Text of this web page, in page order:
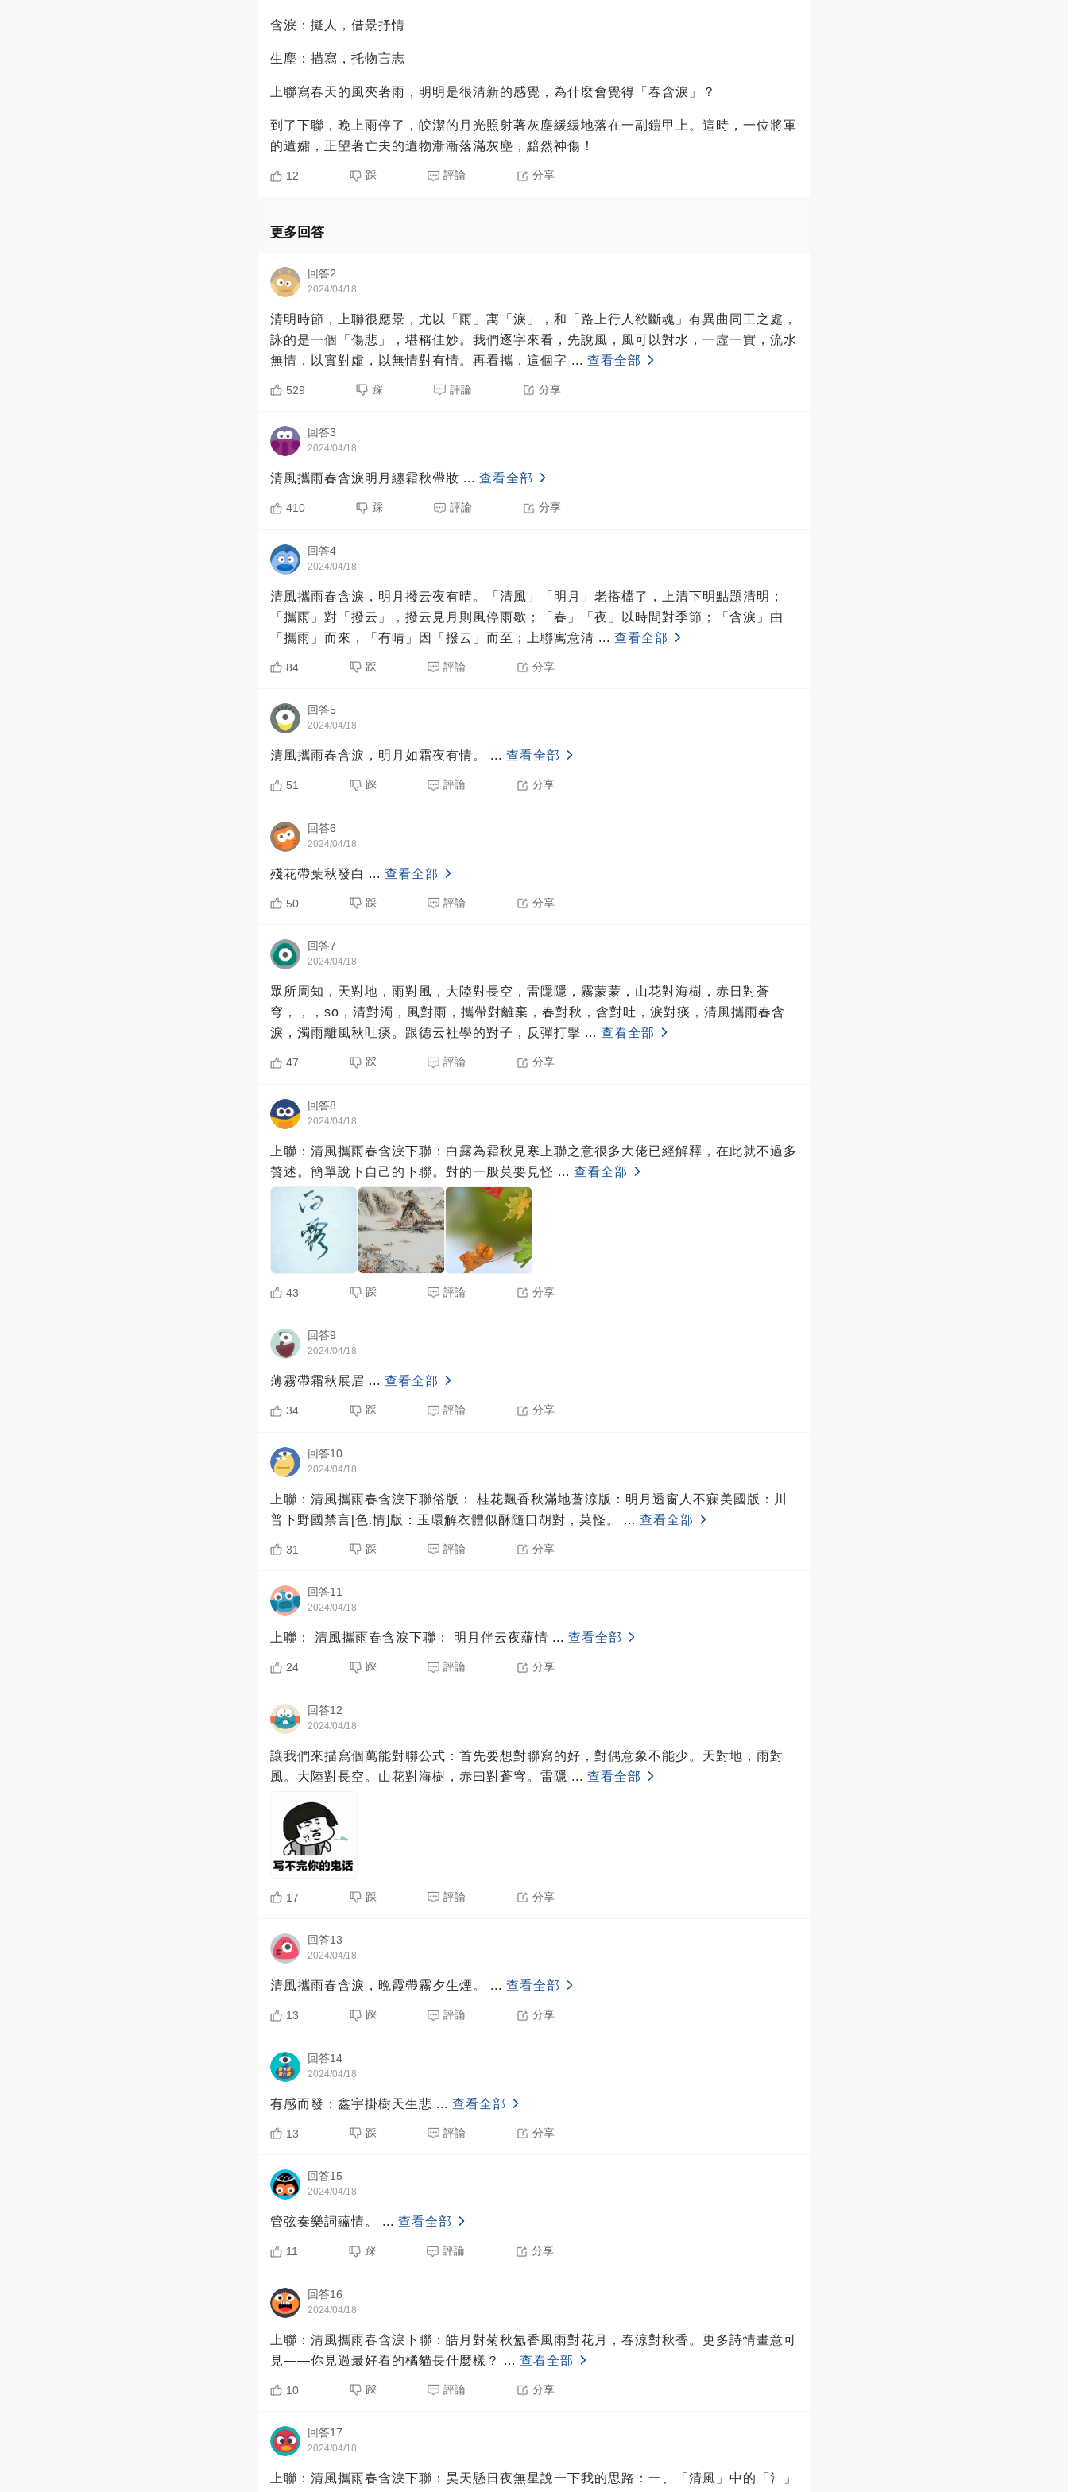
含淚：擬人，借景抒情
生塵：描寫，托物言志
上聯寫春天的風夾著雨，明明是很清新的感覺，為什麼會覺得「春含淚」？
到了下聯，晚上雨停了，皎潔的月光照射著灰塵緩緩地落在一副鎧甲上。這時，一位將軍
的遺孀，正望著亡夫的遺物漸漸落滿灰塵，黯然神傷！
12 踩 評論 分享
更多回答
回答2
2024/04/18
清明時節，上聯很應景，尤以「雨」寓「淚」，和「路上行人欲斷魂」有異曲同工之處，
詠的是一個「傷悲」，堪稱佳妙。我們逐字來看，先說風，風可以對水，一虛一實，流水
無情，以實對虛，以無情對有情。再看攜，這個字 ... 查看全部
529 踩 評論 分享
回答3
2024/04/18
清風攜雨春含淚明月纏霜秋帶妝 ... 查看全部
410 踩 評論 分享
回答4
2024/04/18
清風攜雨春含淚，明月撥云夜有晴。「清風」「明月」老搭檔了，上清下明點題清明；
「攜雨」對「撥云」，撥云見月則風停雨歇；「春」「夜」以時間對季節；「含淚」由
「攜雨」而來，「有晴」因「撥云」而至；上聯寓意清 ... 查看全部
84 踩 評論 分享
回答5
2024/04/18
清風攜雨春含淚，明月如霜夜有情。 ... 查看全部
51 踩 評論 分享
回答6
2024/04/18
殘花帶葉秋發白 ... 查看全部
50 踩 評論 分享
回答7
2024/04/18
眾所周知，天對地，雨對風，大陸對長空，雷隱隱，霧蒙蒙，山花對海樹，赤日對蒼
穹，，，so，清對濁，風對雨，攜帶對離棄，春對秋，含對吐，淚對痰，清風攜雨春含
淚，濁雨離風秋吐痰。跟德云社學的對子，反彈打擊 ... 查看全部
47 踩 評論 分享
回答8
2024/04/18
上聯：清風攜雨春含淚下聯：白露為霜秋見寒上聯之意很多大佬已經解釋，在此就不過多
贅述。簡單說下自己的下聯。對的一般莫要見怪 ... 查看全部
43 踩 評論 分享
回答9
2024/04/18
薄霧帶霜秋展眉 ... 查看全部
34 踩 評論 分享
回答10
2024/04/18
上聯：清風攜雨春含淚下聯俗版： 桂花飄香秋滿地蒼涼版：明月透窗人不寐美國版：川
普下野國禁言[色.情]版：玉環解衣體似酥隨口胡對，莫怪。 ... 查看全部
31 踩 評論 分享
回答11
2024/04/18
上聯： 清風攜雨春含淚下聯： 明月伴云夜蘊情 ... 查看全部
24 踩 評論 分享
回答12
2024/04/18
讓我們來描寫個萬能對聯公式：首先要想對聯寫的好，對偶意象不能少。天對地，雨對
風。大陸對長空。山花對海樹，赤曰對蒼穹。雷隱 ... 查看全部
17 踩 評論 分享
回答13
2024/04/18
清風攜雨春含淚，晩霞帶霧夕生煙。 ... 查看全部
13 踩 評論 分享
回答14
2024/04/18
有感而發：鑫宇掛樹天生悲 ... 查看全部
13 踩 評論 分享
回答15
2024/04/18
管弦奏樂詞蘊情。 ... 查看全部
11 踩 評論 分享
回答16
2024/04/18
上聯：清風攜雨春含淚下聯：皓月對菊秋氳香風雨對花月，春涼對秋香。更多詩情畫意可
見——你見過最好看的橘貓長什麼樣？ ... 查看全部
10 踩 評論 分享
回答17
2024/04/18
上聯：清風攜雨春含淚下聯：昊天懸日夜無星說一下我的思路：一、「清風」中的「氵」